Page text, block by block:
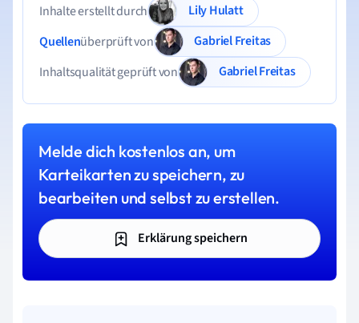
Inhalte erstellt durch
Lily Hulatt
Quellenüberprüft von
Gabriel Freitas
Inhaltsqualität geprüft von
Gabriel Freitas
Melde dich kostenlos an, um
Karteikarten zu speichern, zu
bearbeiten und selbst zu erstellen.
Erklärung speichern